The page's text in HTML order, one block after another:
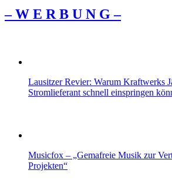
– W Ε R Β U Ν G –
Lausitzer Revier: Warum Kraftwerks
Stromlieferant schnell einspringen
Musicfox – „Gemafreie Musik zur
Projekten“